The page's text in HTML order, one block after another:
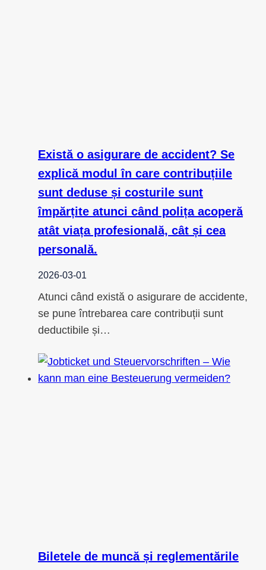
Există o asigurare de accident? Se
explică modul în care contribuțiile
sunt deduse și costurile sunt
împărțite atunci când polița acoperă
atât viața profesională, cât și cea
personală.
2026-03-01
Atunci când există o asigurare de accidente,
se pune întrebarea care contribuții sunt
deductibile și…
Biletele de muncă și reglementările